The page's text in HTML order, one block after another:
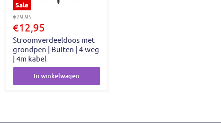
Sale
Oorspronkelijke
prijs
€29,95
Huidige
prijs
€12,95
Stroomverdeeldoos met
grondpen | Buiten | 4-weg
| 4m kabel
In winkelwagen